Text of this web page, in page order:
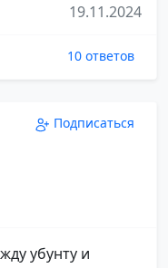
19.11.2024
10 ответов
Подписаться
убунту и